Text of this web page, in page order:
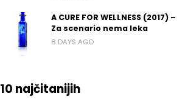
A CURE FOR WELLNESS (2017) –
Za scenario nema leka
8 DAYS AGO
10 najčitanijih